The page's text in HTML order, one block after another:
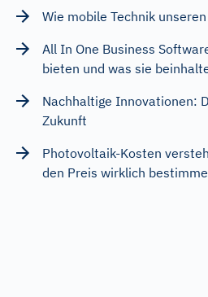
Wie mobile Technik
All In One Business
bieten und was sie
Nachhaltige Innovationen:
Zukunft
Photovoltaik-Kosten
den Preis wirklich